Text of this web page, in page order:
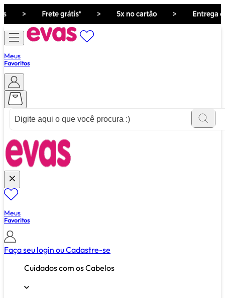
Meus
Favoritos
Meus
Favoritos
Faça seu login ouCadastre-se
Cuidados com os Cabelos